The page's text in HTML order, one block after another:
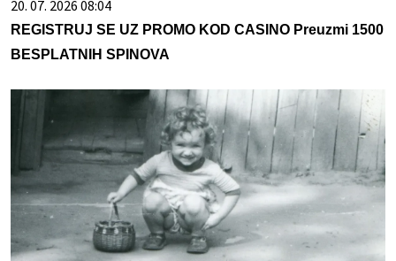
20. 07. 2026 08:04
REGISTRUJ SE UZ PROMO KOD CASINO Preuzmi 1500
BESPLATNIH SPINOVA